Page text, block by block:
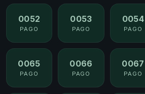
0052
PAGO
0053
PAGO
0054
PAGO
0065
PAGO
0066
PAGO
0067
PAGO